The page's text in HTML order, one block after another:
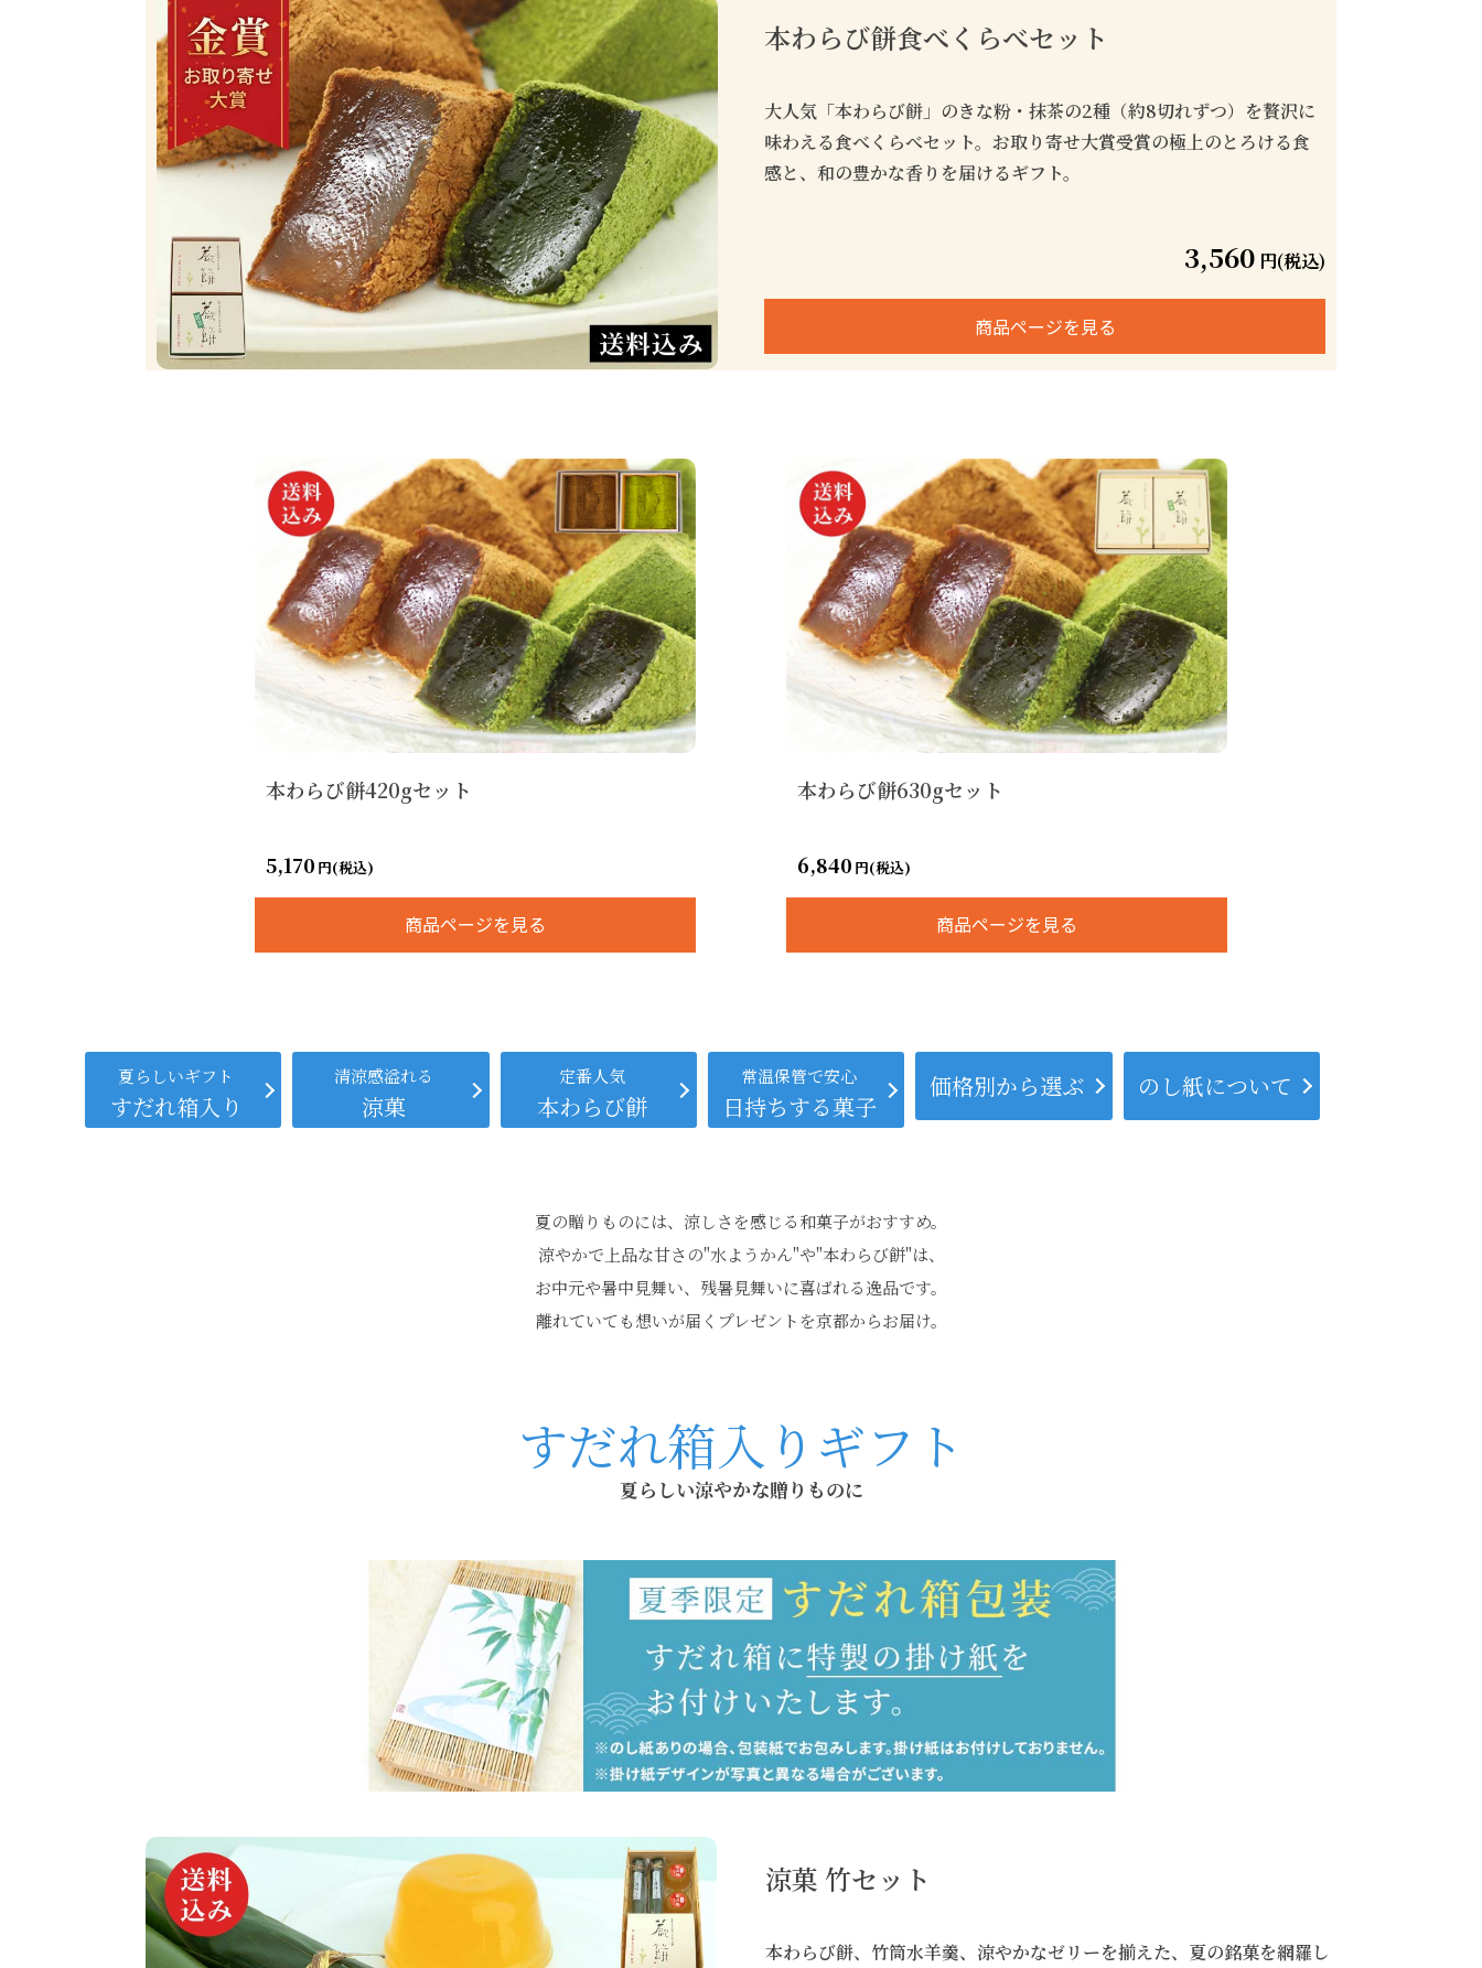
本わらび餅食べくらべセット
大人気「本わらび餅」のきな粉・抹茶の2種（約8切れずつ）を贅沢に
味わえる食べくらべセット。お取り寄せ大賞受賞の極上のとろける食
感と、和の豊かな香りを届けるギフト。
3,560 円(税込)
商品ページを見る
本わらび餅420gセット
5,170 円(税込)
商品ページを見る
本わらび餅630gセット
6,840 円(税込)
商品ページを見る
夏らしいギフト
すだれ箱入り
清涼感溢れる
涼菓
定番人気
本わらび餅
常温保管で安心
日持ちする菓子
価格別から選ぶ のし紙について
夏の贈りものには、涼しさを感じる和菓子がおすすめ。
涼やかで上品な甘さの"水ようかん"や"本わらび餅"は、
お中元や暑中見舞い、残暑見舞いに喜ばれる逸品です。
離れていても想いが届くプレゼントを京都からお届け。
すだれ箱入りギフト
夏らしい涼やかな贈りものに
涼菓 竹セット
本わらび餅、竹筒水羊羹、涼やかなゼリーを揃えた、夏の銘菓を網羅し